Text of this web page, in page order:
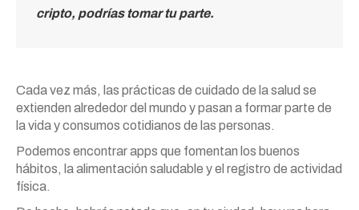
cripto, podrías tomar tu parte.
Cada vez más, las prácticas de cuidado de la salud se
extienden alrededor del mundo y pasan a formar parte de
la vida y consumos cotidianos de las personas.
Podemos encontrar apps que fomentan los buenos
hábitos, la alimentación saludable y el registro de actividad
física.